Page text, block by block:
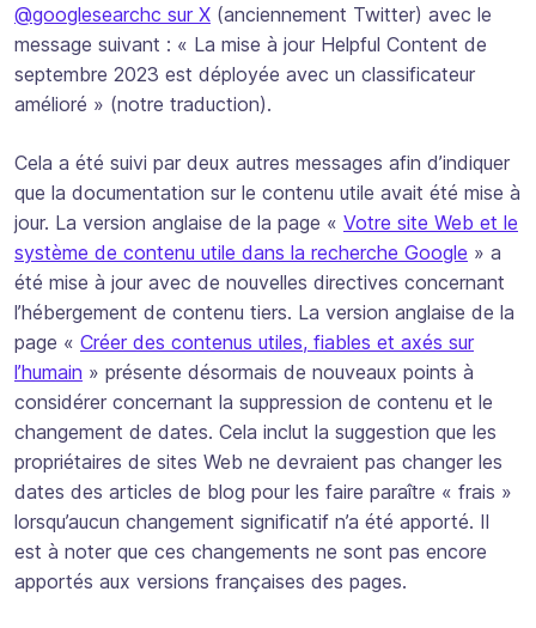
@googlesearchc sur X (anciennement Twitter) avec le
message suivant : « La mise à jour Helpful Content de
septembre 2023 est déployée avec un classificateur
amélioré » (notre traduction).
Cela a été suivi par deux autres messages afin d’indiquer
que la documentation sur le contenu utile avait été mise à
jour. La version anglaise de la page « Votre site Web et le
système de contenu utile dans la recherche Google » a
été mise à jour avec de nouvelles directives concernant
l’hébergement de contenu tiers. La version anglaise de la
page « Créer des contenus utiles, fiables et axés sur
l’humain » présente désormais de nouveaux points à
considérer concernant la suppression de contenu et le
changement de dates. Cela inclut la suggestion que les
propriétaires de sites Web ne devraient pas changer les
dates des articles de blog pour les faire paraître « frais »
lorsqu’aucun changement significatif n’a été apporté. Il
est à noter que ces changements ne sont pas encore
apportés aux versions françaises des pages.